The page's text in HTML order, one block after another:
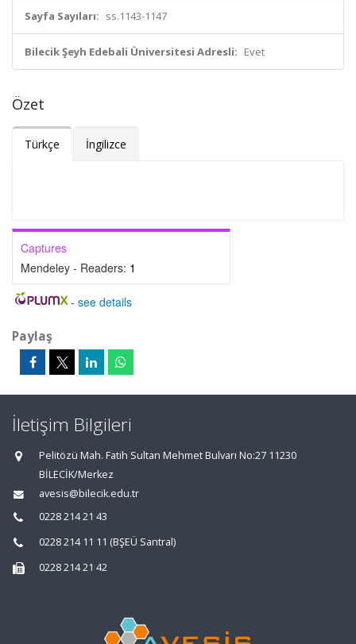
Sayfa Sayıları: ss.1143-1147
Bilecik Şeyh Edebali Üniversitesi Adresli: Evet
Özet
Türkçe İngilizce
Captures
Mendeley - Readers: 1
- see details
Paylaş
İletişim Bilgileri
Pelitözü Mah. Fatih Sultan Mehmet Bulvarı No:27 11230
BİLECİK/Merkez
avesis@bilecik.edu.tr
0228 214 21 43
0228 214 11 11 (BŞEÜ Santral)
0228 214 21 42